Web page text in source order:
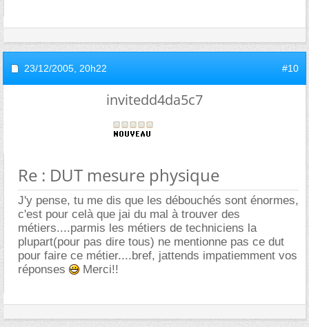
23/12/2005, 20h22 #10
invitedd4da5c7
Re : DUT mesure physique
J'y pense, tu me dis que les débouchés sont énormes,
c'est pour celà que jai du mal à trouver des
métiers....parmis les métiers de techniciens la
plupart(pour pas dire tous) ne mentionne pas ce dut
pour faire ce métier....bref, jattends impatiemment vos
réponses
Merci!!